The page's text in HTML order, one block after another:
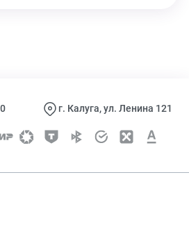
г. Калуга, ул. Ленина 121